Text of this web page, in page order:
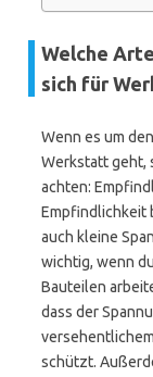
Welche
sich für
Wenn es um
Werkstatt geht,
achten:
Empfindlichkeit
auch kleine
wichtig, wenn
Bauteilen
dass der
schützt.